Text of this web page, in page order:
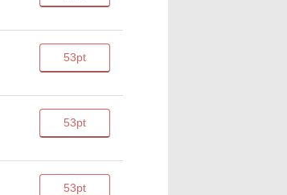
53pt
53pt
53pt